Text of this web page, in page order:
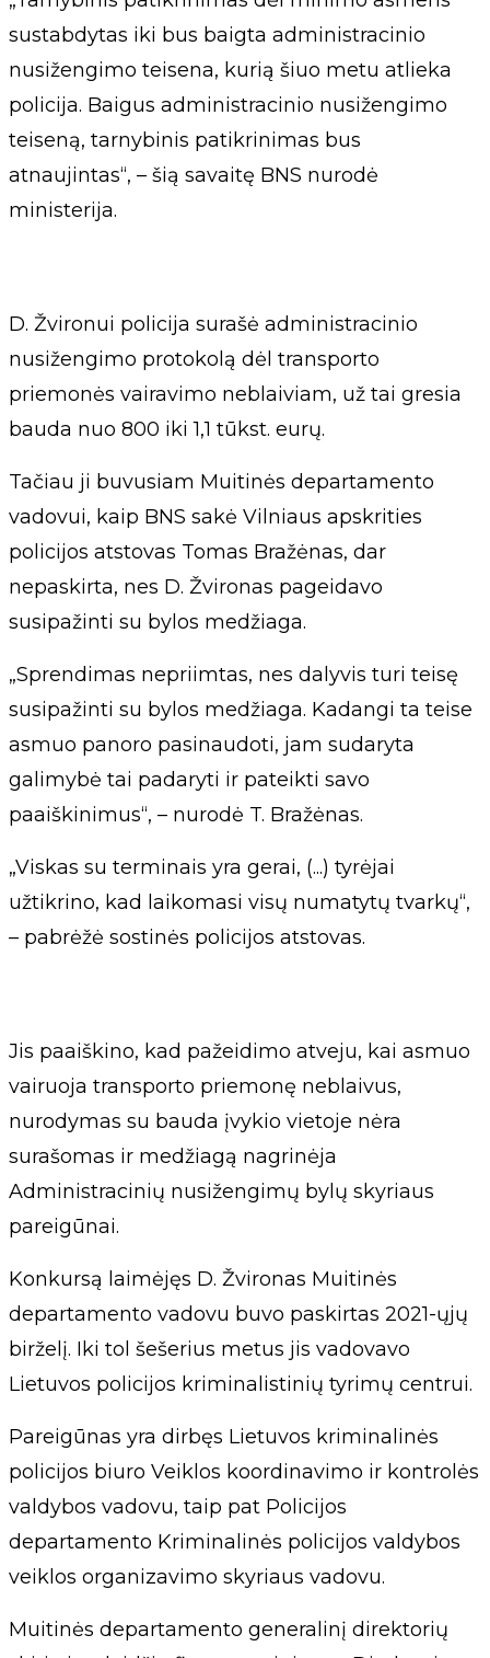
sustabdytas iki bus baigta administracinio
nusižengimo teisena, kurią šiuo metu atlieka
policija. Baigus administracinio nusižengimo
teiseną, tarnybinis patikrinimas bus
atnaujintas“, – šią savaitę BNS nurodė
ministerija.
D. Žvironui policija surašė administracinio
nusižengimo protokolą dėl transporto
priemonės vairavimo neblaiviam, už tai gresia
bauda nuo 800 iki 1,1 tūkst. eurų.
Tačiau ji buvusiam Muitinės departamento
vadovui, kaip BNS sakė Vilniaus apskrities
policijos atstovas Tomas Bražėnas, dar
nepaskirta, nes D. Žvironas pageidavo
susipažinti su bylos medžiaga.
„Sprendimas nepriimtas, nes dalyvis turi teisę
susipažinti su bylos medžiaga. Kadangi ta teise
asmuo panoro pasinaudoti, jam sudaryta
galimybė tai padaryti ir pateikti savo
paaiškinimus“, – nurodė T. Bražėnas.
„Viskas su terminais yra gerai, (...) tyrėjai
užtikrino, kad laikomasi visų numatytų tvarkų“,
– pabrėžė sostinės policijos atstovas.
Jis paaiškino, kad pažeidimo atveju, kai asmuo
vairuoja transporto priemonę neblaivus,
nurodymas su bauda įvykio vietoje nėra
surašomas ir medžiagą nagrinėja
Administracinių nusižengimų bylų skyriaus
pareigūnai.
Konkursą laimėjęs D. Žvironas Muitinės
departamento vadovu buvo paskirtas 2021-ųjų
birželį. Iki tol šešerius metus jis vadovavo
Lietuvos policijos kriminalistinių tyrimų centrui.
Pareigūnas yra dirbęs Lietuvos kriminalinės
policijos biuro Veiklos koordinavimo ir kontrolės
valdybos vadovu, taip pat Policijos
departamento Kriminalinės policijos valdybos
veiklos organizavimo skyriaus vadovu.
Muitinės departamento generalinį direktorių